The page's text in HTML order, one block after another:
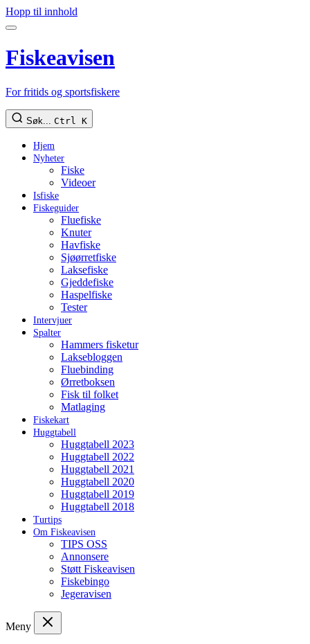
Hopp til innhold
Fiskeavisen
For fritids og sportsfiskere
Søk... Ctrl K
Hjem
Nyheter
Fiske
Videoer
Isfiske
Fiskeguider
Fluefiske
Knuter
Havfiske
Sjøørretfiske
Laksefiske
Gjeddefiske
Haspelfiske
Tester
Intervjuer
Spalter
Hammers fisketur
Laksebloggen
Fluebinding
Ørretboksen
Fisk til folket
Matlaging
Fiskekart
Huggtabell
Huggtabell 2023
Huggtabell 2022
Huggtabell 2021
Huggtabell 2020
Huggtabell 2019
Huggtabell 2018
Turtips
Om Fiskeavisen
TIPS OSS
Annonsere
Støtt Fiskeavisen
Fiskebingo
Jegeravisen
Meny